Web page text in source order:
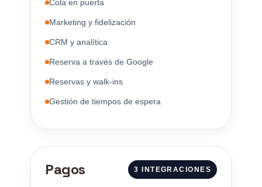
Cola en puerta
Marketing y fidelización
CRM y analítica
Reserva a través de Google
Reservas y walk-ins
Gestión de tiempos de espera
Pagos 3 INTEGRACIONES